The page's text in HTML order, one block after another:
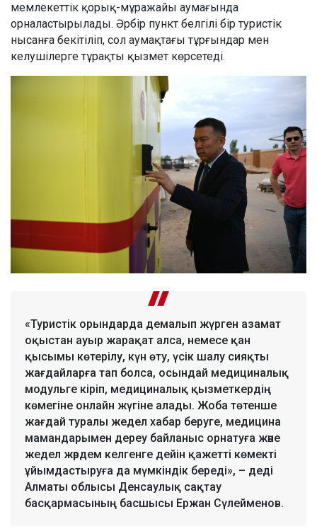
мемлекеттік қорық-мұражайы аумағында
орналастырылады. Әрбір пункт белгілі бір туристік
нысанға бекітіліп, сол аумақтағы тұрғындар мен
келушілерге тұрақты қызмет көрсетеді.
«Туристік орындарда демалып жүрген азамат
оқыстан ауыр жарақат алса, немесе қан
қысымы көтерілу, күн өту, үсік шалу сияқты
жағдайларға тап болса, осындай медициналық
модульге кіріп, медициналық қызметкердің
көмегіне онлайн жүгіне алады. Жоба төтенше
жағдай туралы жедел хабар беруге, медицина
мамандарымен дереу байланыс орнатуға және
жедел жәрдем келгенге дейін қажетті көмекті
ұйымдастыруға да мүмкіндік береді», – деді
Алматы облысы Денсаулық сақтау
басқармасының басшысы Ержан Сүлейменов.